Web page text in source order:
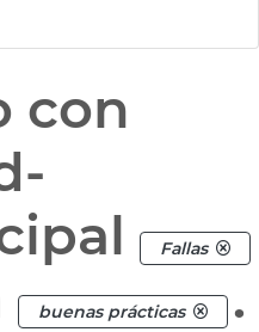
con
Fallas
buenas prácticas .